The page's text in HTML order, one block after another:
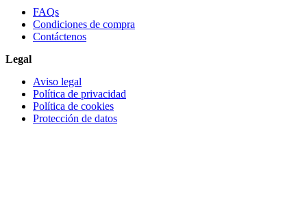
FAQs
Condiciones de compra
Contáctenos
Legal
Aviso legal
Política de privacidad
Política de cookies
Protección de datos